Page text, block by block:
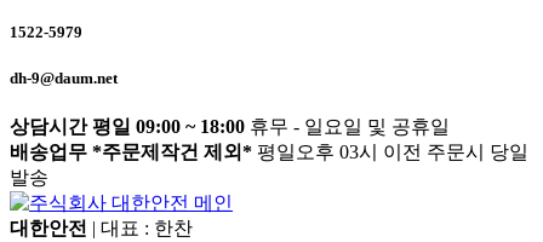
1522-5979
dh-9@daum.net
상담시간 평일 09:00 ~ 18:00 휴무 - 일요일 및 공휴일
배송업무 *주문제작건 제외* 평일오후 03시 이전 주문시 당일
발송
대한안전 | 대표 : 한찬